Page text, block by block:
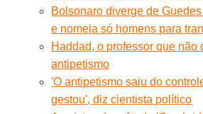
Bolsonaro diverge de
e nomeia só homens para
Haddad, o professor que não
antipetismo
'O antipetismo saiu do
gestou', diz cientista político